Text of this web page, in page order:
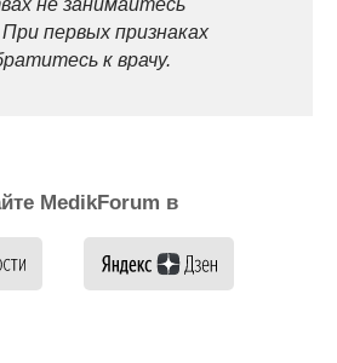
первых признаках
к врачу.
MedikForum в